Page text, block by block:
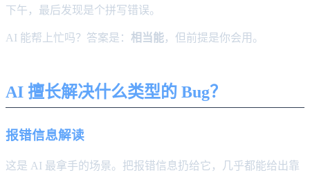
下午，最后发现是个拼写错误。
AI 能帮上忙吗？答案是： 相当能，但前提是你会用。
AI 擅长解决什么类型的 Bug？
报错信息解读
这是 AI 最拿手的场景。把报错信息扔给它，几乎都能给出靠